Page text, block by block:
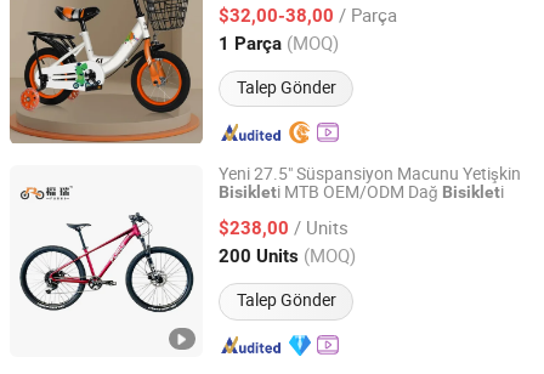
$32,00-38,00 / Parça
1 Parça (MOQ)
Talep Gönder
Guangdong, China Fiyat 2013
Yeni 27.5" Süspansiyon Macunu Yetişkin
Bisikleti MTB OEM/ODM Dağ Bisikleti
$238,00 / Units
200 Units (MOQ)
Talep Gönder
Bengbu Furui Electromechanical Technology Co., Ltd.
Anhui, China Fiyat 2024